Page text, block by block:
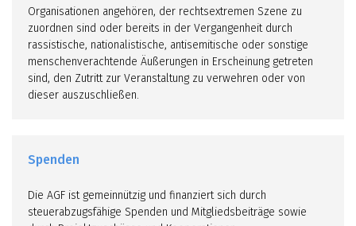
Organisationen angehören, der rechtsextremen Szene zu
zuordnen sind oder bereits in der Vergangenheit durch
rassistische, nationalistische, antisemitische oder sonstige
menschenverachtende Äußerungen in Erscheinung getreten
sind, den Zutritt zur Veranstaltung zu verwehren oder von
dieser auszuschließen.
Spenden
Die AGF ist gemeinnützig und finanziert sich durch
steuerabzugsfähige Spenden und Mitgliedsbeiträge sowie